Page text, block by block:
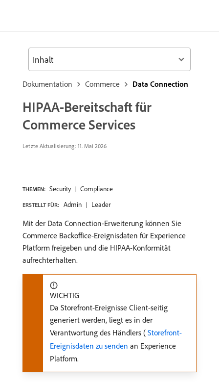
Dokumentation Commerce Data Connection
HIPAA-Bereitschaft für
Commerce Services
Letzte Aktualisierung: 11. Mai 2026
THEMEN: Security Compliance
ERSTELLT FÜR: Admin Leader
Mit der Data Connection-Erweiterung können Sie
Commerce Backoffice-Ereignisdaten für Experience
Platform freigeben und die HIPAA-Konformität
aufrechterhalten.
WICHTIG
Da Storefront-Ereignisse Client-seitig
generiert werden, liegt es in der
Verantwortung des Händlers ( ​ Storefront-
Ereignisdaten zu senden an Experience
Platform.
Inhalt